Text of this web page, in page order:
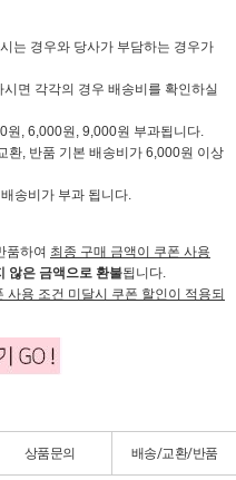
는 경우와 당사가 부담하는 경우가
시면 각각의 경우 배송비를 확인하실
, 6,000원, 9,000원 부과됩니다.
, 반품 기본 배송비가 6,000원 이상
송비가 부과 됩니다.
품하여 최종 구매 금액이 쿠폰 사용
않은 금액으로 환불됩니다.
사용 조건 미달시 쿠폰 할인이 적용되
상품문의 배송/교환/반품